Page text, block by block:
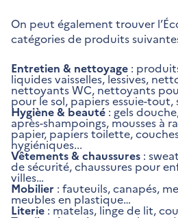
On peut également trouver
catégories de produits
Entretien & nettoyage :
liquides vaisselles, lessives,
nettoyants WC, nettoyants
pour le sol, papiers essuie-
Hygiène & beauté : gels
après-shampoings, mousses à
papier, papiers toilette,
hygiéniques...
Vêtements & chaussures :
de sécurité, chaussures pour
villes…
Mobilier : fauteuils, canapés,
meubles en plastique…
Literie : matelas, linge de lit,